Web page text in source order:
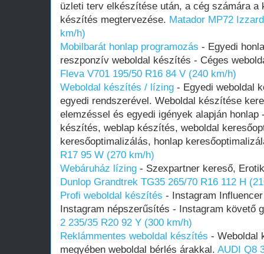
üzleti terv elkészítése után, a cég számára a
készítés megtervezése. Matador MP72
km/h)
Mobilbarát honlap programozás - Egyedi
reszponzív weboldal készítés - Céges
Fleva V701 195/50 R16 84 V (240 km/h)
Weboldal készítés / lízing - Egyedi weboldal
egyedi rendszerével. Weboldal készítése
elemzéssel és egyedi igények alapján
készítés, weblap készítés, weboldal
keresőoptimalizálás, honlap
R17 95 W (270 km/h)
Webáruház lízing - Szexpartner kereső,
Dunlop Grandtrek TG35 265/70 R16 112 H
Profi weboldal készítés - Instagram
Instagram népszerűsítés - Instagram követő
2 235/35 R20 92 Y (300 km/h)
Reklámmentes weboldal készítés - Weboldal
megyében weboldal bérlés árakkal. AUDI Q8